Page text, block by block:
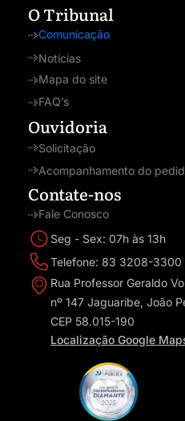
O Tribunal
Comunicação
Notícias
Mapa do site
FAQ’s
Ouvidoria
Solicitação
Acompanhamento do
Contate-nos
Fale Conosco
Seg - Sex: 07h às 13h
Telefone: 83 3208-3300
Rua Professor Geraldo
nº 147 Jaguaribe, João
CEP 58.015-190
Localização Google